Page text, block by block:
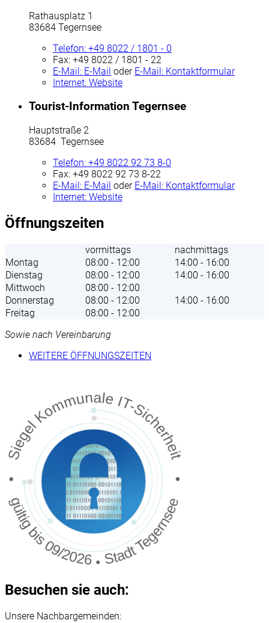
Rathausplatz 1
83684 Tegernsee
Telefon: +49 8022 / 1801 - 0
Fax: +49 8022 / 1801 - 22
E-Mail: E-Mail oder E-Mail: Kontaktformular
Internet: Website
Tourist-Information Tegernsee
Hauptstraße 2
83684 Tegernsee
Telefon: +49 8022 92 73 8-0
Fax: +49 8022 92 73 8-22
E-Mail: E-Mail oder E-Mail: Kontaktformular
Internet: Website
Öffnungszeiten
vormittags
nachmittags
Montag
08:00 - 12:00
14:00 - 16:00
Dienstag
08:00 - 12:00
14:00 - 16:00
Mittwoch
08:00 - 12:00
Donnerstag
08:00 - 12:00
14:00 - 16:00
Freitag
08:00 - 12:00
Sowie nach Vereinbarung
WEITERE ÖFFNUNGSZEITEN
Besuchen sie auch:
Unsere Nachbargemeinden: